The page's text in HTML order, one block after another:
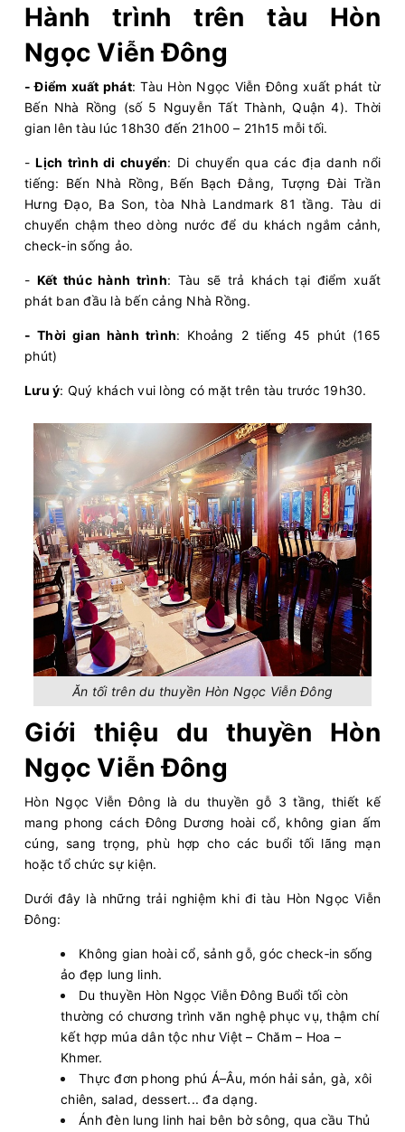
Hành trình trên tàu Hòn
Ngọc Viễn Đông
- Điểm xuất phát: Tàu Hòn Ngọc Viễn Đông xuất phát từ
Bến Nhà Rồng (số 5 Nguyễn Tất Thành, Quận 4). Thời
gian lên tàu lúc 18h30 đến 21h00 – 21h15 mỗi tối.
-Lịch trình di chuyển: Di chuyển qua các địa danh nổi
tiếng: Bến Nhà Rồng, Bến Bạch Đằng, Tượng Đài Trần
Hưng Đạo, Ba Son, tòa Nhà Landmark 81 tầng. Tàu di
chuyển chậm theo dòng nước để du khách ngắm cảnh,
check-in sống ảo.
- Kết thúc hành trình: Tàu sẽ trả khách tại điểm xuất
phát ban đầu là bến cảng Nhà Rồng.
- Thời gian hành trình: Khoảng 2 tiếng 45 phút (165
phút)
Lưu ý: Quý khách vui lòng có mặt trên tàu trước 19h30.
Ăn tối trên du thuyền Hòn Ngọc Viễn Đông
Giới thiệu du thuyền Hòn
Ngọc Viễn Đông
Hòn Ngọc Viễn Đông là du thuyền gỗ 3 tầng, thiết kế
mang phong cách Đông Dương hoài cổ, không gian ấm
cúng, sang trọng, phù hợp cho các buổi tối lãng mạn
hoặc tổ chức sự kiện.
Dưới đây là những trải nghiệm khi đi tàu Hòn Ngọc Viễn
Đông:
Không gian hoài cổ, sảnh gỗ, góc check‑in sống
ảo đẹp lung linh.
Du thuyền Hòn Ngọc Viễn Đông Buổi tối còn
thường có chương trình văn nghệ phục vụ, thậm chí
kết hợp múa dân tộc như Việt – Chăm – Hoa –
Khmer.
Thực đơn phong phú Á–Âu, món hải sản, gà, xôi
chiên, salad, dessert... đa dạng.
Ánh đèn lung linh hai bên bờ sông, qua cầu Thủ